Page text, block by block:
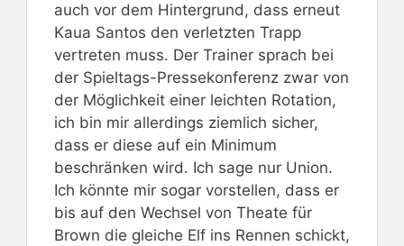
auch vor dem Hintergrund, dass erneut
Kaua Santos den verletzten Trapp
vertreten muss. Der Trainer sprach bei
der Spieltags-Pressekonferenz zwar von
der Möglichkeit einer leichten Rotation,
ich bin mir allerdings ziemlich sicher,
dass er diese auf ein Minimum
beschränken wird. Ich sage nur Union.
Ich könnte mir sogar vorstellen, dass er
bis auf den Wechsel von Theate für
Brown die gleiche Elf ins Rennen schickt,